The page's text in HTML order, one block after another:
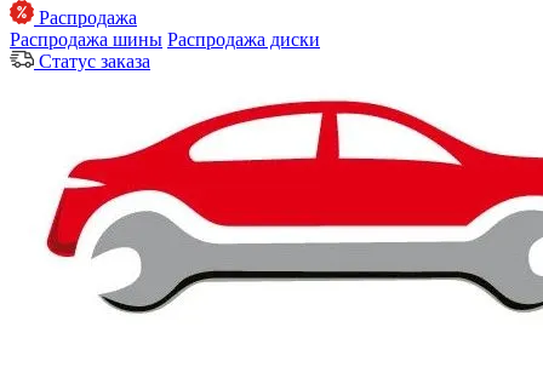
Распродажа
Распродажа шины Распродажа диски
Статус заказа